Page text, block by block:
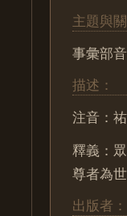
主題與
事彙部
描述：
注音：
釋義：
尊者為
出版者：